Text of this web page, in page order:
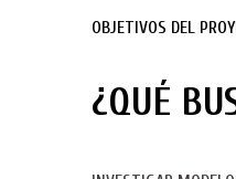
OBJETIVOS DEL
¿QUÉ